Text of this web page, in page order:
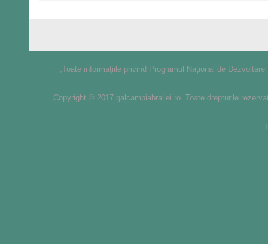
„Toate informaţiile privind Programul Național de
Copyright © 2017 galcampiabrailei.ro. Toate drepturile